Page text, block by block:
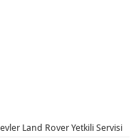
Land Rover Yetkili Servisi